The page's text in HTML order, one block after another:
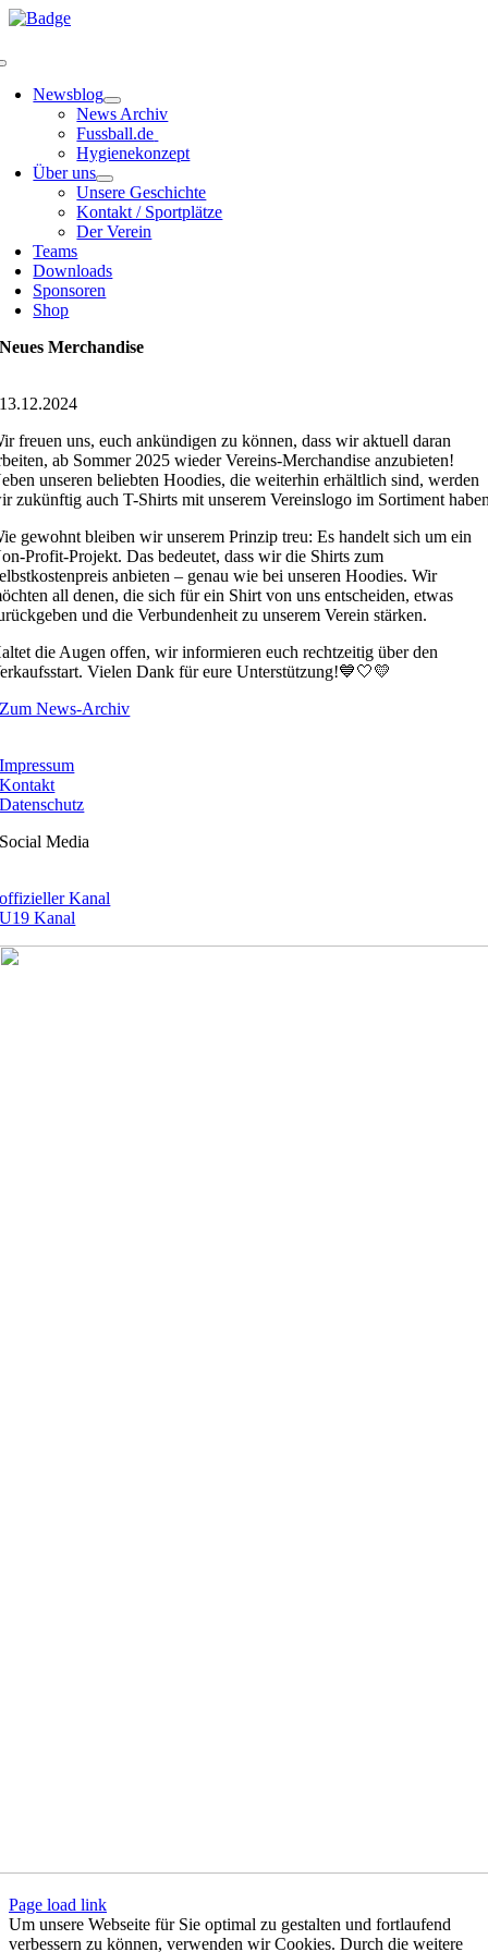
Zum
Newsblog
News Archiv
Fussball.de
Hygienekonzept
Über uns
Unsere Geschichte
Kontakt / Sportplätze
Der Verein
Teams
Downloads
Sponsoren
Shop
Neues Merchandise
13.12.2024
freuen uns, euch ankündigen zu können, dass wir aktuell daran
ab Sommer 2025 wieder Vereins-Merchandise anzubieten!
unseren beliebten Hoodies, die weiterhin erhältlich sind, werden
zukünftig auch T-Shirts mit unserem Vereinslogo im Sortiment
gewohnt bleiben wir unserem Prinzip treu: Es handelt sich um ein
Profit-Projekt. Das bedeutet, dass wir die Shirts zum
anbieten – genau wie bei unseren Hoodies. Wir
all denen, die sich für ein Shirt von uns entscheiden, etwas
und die Verbundenheit zu unserem Verein stärken.
die Augen offen, wir informieren euch rechtzeitig über den
Vielen Dank für eure Unterstützung!💙🤍💛
Zum News-Archiv
Impressum
Kontakt
Datenschutz
Social Media
offizieller Kanal
U19 Kanal
Page load link
Um unsere Webseite für Sie optimal zu gestalten und fortlaufend
verbessern zu können, verwenden wir Cookies. Durch die weitere